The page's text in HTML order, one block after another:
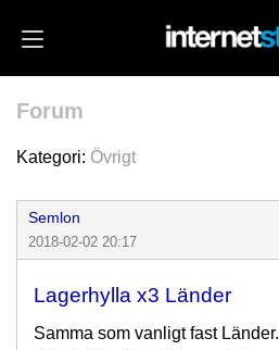
•
Forum
Kategori: Övrigt
Semlon
2018-02-02 20:17
Lagerhylla x3 Länder
Samma som vanligt fast Länder.